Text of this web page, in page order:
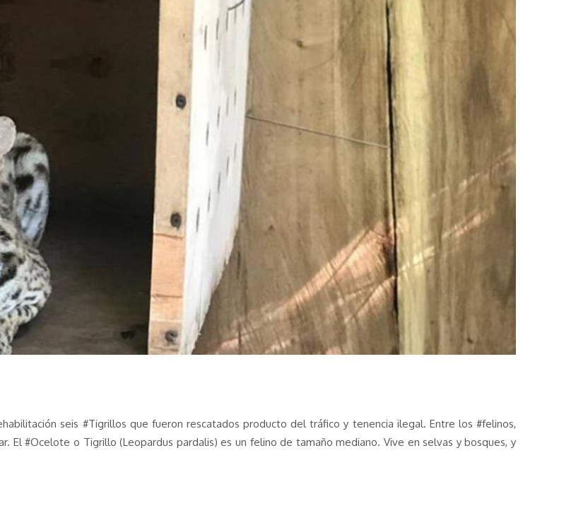
seis #Tigrillos que fueron rescatados producto del tráfico y tenencia ilegal. Entre los #felinos,
El #Ocelote o Tigrillo (Leopardus pardalis) es un felino de tamaño mediano. Vive en selvas y bosques, y